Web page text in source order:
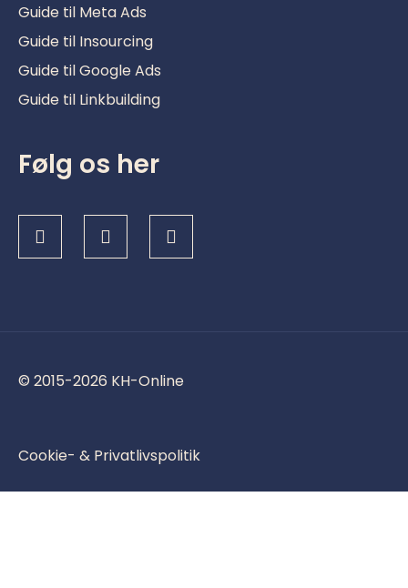
Guide til Meta Ads
Guide til Insourcing
Guide til Google Ads
Guide til Linkbuilding
Følg os her
© 2015-2026 KH-Online
Cookie- & Privatlivspolitik